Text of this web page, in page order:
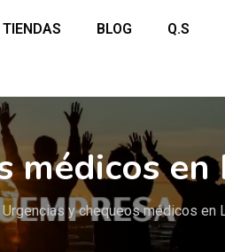
TIENDAS BLOG Q.S
médicos en
Urgencias y chequeos médicos en